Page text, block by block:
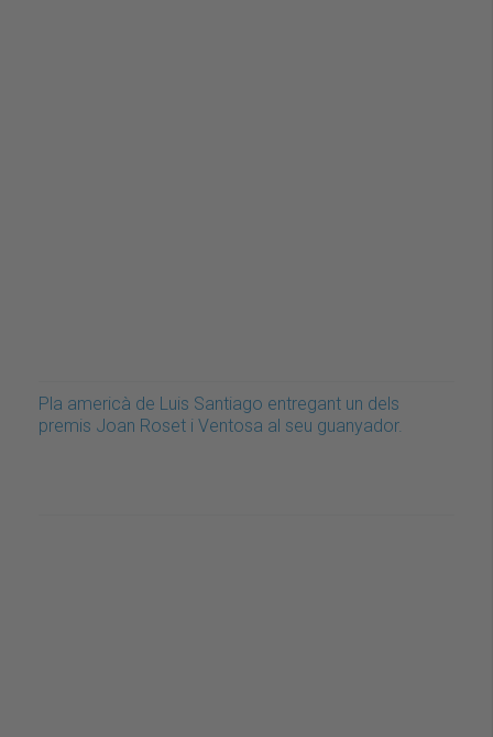
Pla americà de Luis Santiago entregant un dels
premis Joan Roset i Ventosa al seu guanyador.